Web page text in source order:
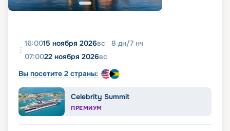
16:0015 ноября 2026вс 8 дн/7 нч
07:0022 ноября 2026вс
Вы посетите 2 страны:
Celebrity Summit
ПРЕМИУМ